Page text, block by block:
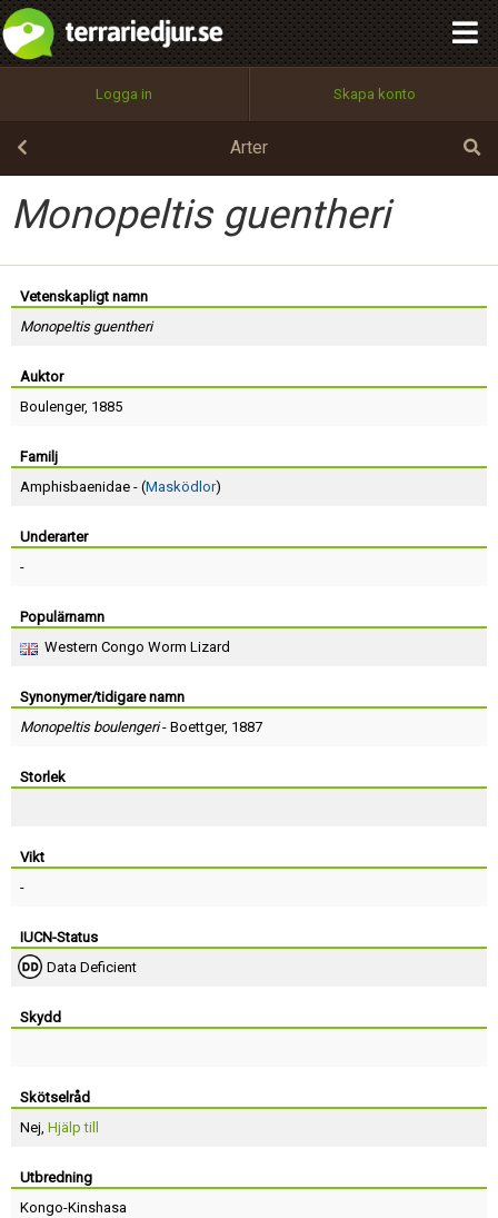
Logga in Skapa konto
Arter
Monopeltis guentheri
Vetenskapligt namn
Monopeltis guentheri
Auktor
Boulenger, 1885
Familj
Amphisbaenidae - (Masködlor)
Underarter
-
Populärnamn
Western Congo Worm Lizard
Synonymer/tidigare namn
Monopeltis boulengeri- Boettger, 1887
Storlek
Vikt
-
IUCN-Status
Data Deficient
Skydd
Skötselråd
Nej, Hjälp till
Utbredning
Kongo-Kinshasa
Utför
100%
OK
integritetspolicy
Namn:
Epost:
Lösenord:
Terms of Service
Skapa konto
Begär nytt lösenord
Tillbaka till förstasidan